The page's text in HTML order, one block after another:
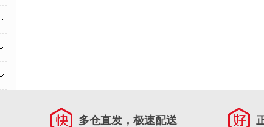
多仓直发，极速配送